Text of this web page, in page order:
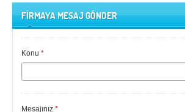
FİRMAYA MESAJ GÖNDER
Konu *
Mesajınız *